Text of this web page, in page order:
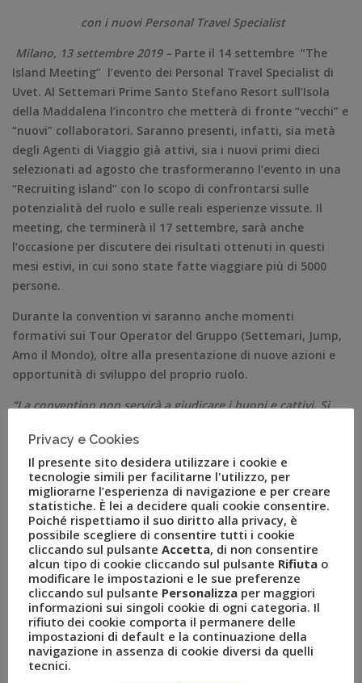
con i nuovi Personal Travel Specialist
Milano, 13 settembre 2019 – Parte il 14 settembre “The
Island Meeting” l’evento dei Personal Travel Specialist di
Uvet. Al Settemari Prime Santo Stefano Resort sull’Isola
della Maddalena l’incontro che metterà di fronte “vecchi” e
“nuovi” collaboratori. Saranno presenti, infatti, sia metà
degli Agenti di Viaggio già attivi, sia i nuovi primi dieci
selezionati ad agosto che trasformeranno l’evento in una
“Recruiting island” con lo scopo di confrontarsi sulle
potenzialità del ruolo e sulle reali esperienze vissute. Il
meeting, che terminerà il 17 settembre, sarà anche
l’occasione per discutere dei risultati ottenuti in questi
mesi estivi, in cui sono state fatte viaggiare più di 5000
persone.
Durante la convention vi saranno anche momenti
formativi sui Tour Operator del Gruppo (Settemari, Jump,
Amo il Mondo), oltre alla presentazione di nuove azioni e
opportunità di sviluppo del proprio ruolo.
“La convention non servirà a giudicare i buoni e cattivi. Si
Travel Specialist, tutti dotati di un enorme potenziale,
fornendo loro strumenti e know-how per operare al meglio e
ottimizzare la propria attività quotidiana” –ha dichiarato
Glauco Auteri, Responsabile Uvet Personal Travel
Specialist -. “C’è mercato e c’è futuro per chi ha voglia di
fare bene. Solo ad agosto abbiamo analizzato più di 150
curriculum ed esaminato oltre 50 persone per scegliere le
prime dieci da portare con noi al ‘Recruiting island’ e
inserirle subito in organico. Ho potuto notare un’altissima
attenzione verso la nostra organizzazione e verso
quest’attività da persone che presentano profili
professionali e competenze molto interessanti e tutti
Privacy e Cookies
Il presente sito desidera utilizzare i cookie e
tecnologie simili per facilitarne l'utilizzo, per
migliorarne l’esperienza di navigazione e per creare
statistiche. È lei a decidere quali cookie consentire.
Poiché rispettiamo il suo diritto alla privacy, è
possibile scegliere di consentire tutti i cookie
cliccando sul pulsante Accetta, di non consentire
alcun tipo di cookie cliccando sul pulsante Rifiuta o
modificare le impostazioni e le sue preferenze
cliccando sul pulsante Personalizza per maggiori
informazioni sui singoli cookie di ogni categoria. Il
rifiuto dei cookie comporta il permanere delle
impostazioni di default e la continuazione della
navigazione in assenza di cookie diversi da quelli
tecnici.